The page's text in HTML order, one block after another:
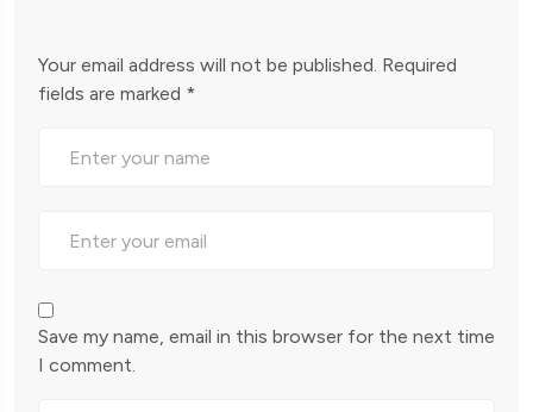
Your email address will not be published. Required
fields are marked *
Save my name, email in this browser for the next time
I comment.